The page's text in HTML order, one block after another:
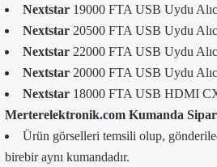
Nextstar 19000 FTA USB Uydu
Nextstar 20500 FTA USB Uydu
Nextstar 22000 FTA USB Uydu
Nextstar 20000 FTA USB Uydu
Nextstar 18000 FTA USB HDMI
Merterelektronik.com Kumanda
Ürün görselleri temsili olup,
birebir aynı kumandadır.